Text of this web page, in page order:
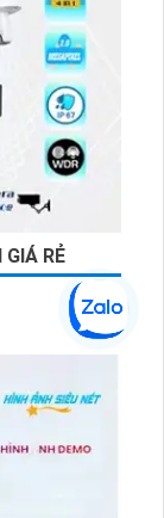
rất đáng giá
những vị
điều khiển từ
và âm thanh
vệ
RẺ